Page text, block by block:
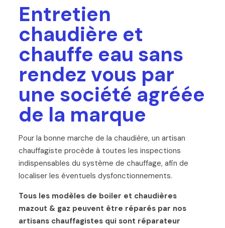
Entretien
chaudière et
chauffe eau sans
rendez vous par
une société agréée
de la marque
Pour la bonne marche de la chaudière, un artisan
chauffagiste procède à toutes les inspections
indispensables du système de chauffage, afin de
localiser les éventuels dysfonctionnements.
Tous les modèles de boiler et chaudières
mazout & gaz peuvent être réparés par nos
artisans chauffagistes qui sont réparateur